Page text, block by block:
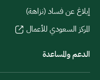
إبلاغ عن فساد (نزاهة)
المركز السعودي للأعمال
الدعم والمساعدة